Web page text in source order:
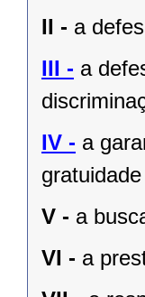
II - a
III - a
IV - a
V - a
VI - a